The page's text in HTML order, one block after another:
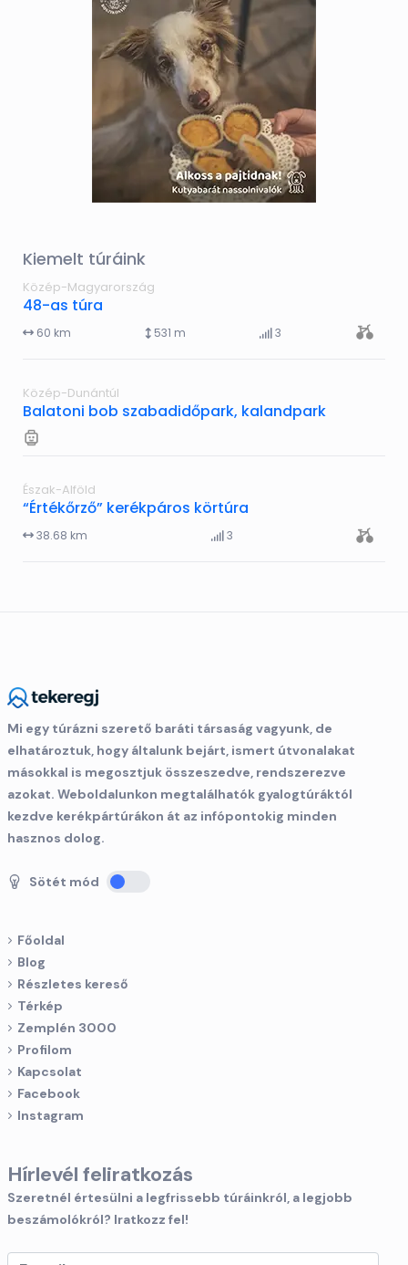
Kiemelt túráink
Közép-Magyarország
48-as túra
60 km 531 m 3
Közép-Dunántúl
Balatoni bob szabadidőpark, kalandpark
Észak-Alföld
“Értékőrző” kerékpáros körtúra
38.68 km 3
Mi egy túrázni szerető baráti társaság vagyunk, de
elhatároztuk, hogy általunk bejárt, ismert útvonalakat
másokkal is megosztjuk összeszedve, rendszerezve
azokat. Weboldalunkon megtalálhatók gyalogtúráktól
kezdve kerékpártúrákon át az infópontokig minden
hasznos dolog.
Sötét mód
Főoldal
Blog
Részletes kereső
Térkép
Zemplén 3000
Profilom
Kapcsolat
Facebook
Instagram
Hírlevél feliratkozás
Szeretnél értesülni a legfrissebb túráinkról, a legjobb
beszámolókról? Iratkozz fel!